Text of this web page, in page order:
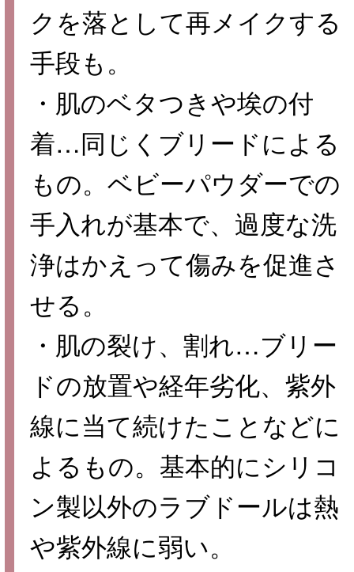
クを落として再メイクする
手段も。
・肌のベタつきや埃の付
着…同じくブリードによる
もの。ベビーパウダーでの
手入れが基本で、過度な洗
浄はかえって傷みを促進さ
せる。
・肌の裂け、割れ…ブリー
ドの放置や経年劣化、紫外
線に当て続けたことなどに
よるもの。基本的にシリコ
ン製以外のラブドールは熱
や紫外線に弱い。